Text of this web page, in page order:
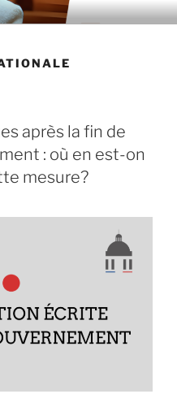
après la fin de
: où en est-on
mesure?